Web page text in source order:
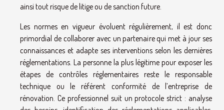
ainsi tout risque de litige ou de sanction future.
Les normes en vigueur évoluent régulièrement, il est donc
primordial de collaborer avec un partenaire qui met à jour ses
connaissances et adapte ses interventions selon les dernières
réglementations. La personne la plus légitime pour exposer les
étapes de contrôles réglementaires reste le responsable
technique ou le référent conformité de l’entreprise de
rénovation. Ce professionnel suit un protocole strict : analyse